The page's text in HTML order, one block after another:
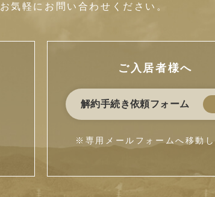
お気軽にお問い合わせください。
ご入居者様へ
解約手続き依頼フォーム
※専用メールフォームへ移動